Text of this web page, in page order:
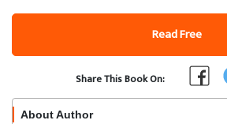
Read Free
Share This Book On:
About Author